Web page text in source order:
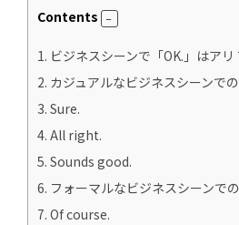
Contents
1. ビジネスシーンで「OK.」はアリ
2. カジュアルなビジネスシーンで
3. Sure.
4. All right.
5. Sounds good.
6. フォーマルなビジネスシーンで
7. Of course.